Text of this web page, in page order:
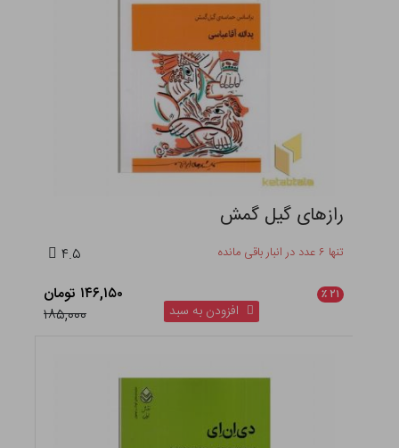
رازهای گیل گمش
تنها ۶ عدد در انبار باقی مانده ۴.۵
۲۱ ٪
۱۴۶,۱۵۰ تومان
۱۸۵,۰۰۰
افزودن به سبد